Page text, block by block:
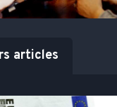
articles